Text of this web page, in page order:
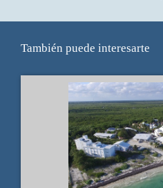
También puede interesarte